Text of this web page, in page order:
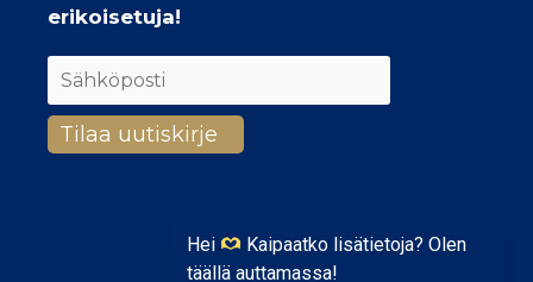
Hei
Kaipaatko lisätietoja? Olen
täällä auttamassa!
erikoisetuja!